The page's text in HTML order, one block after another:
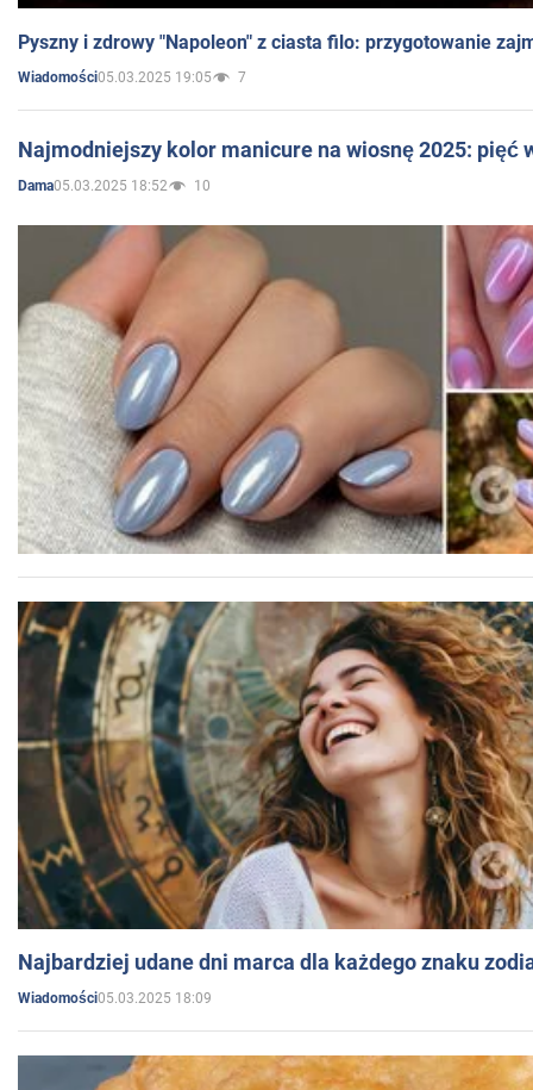
Pyszny i zdrowy "Napoleon" z ciasta filo: przygotowanie
Wiadomości05.03.2025 19:05 7
Najmodniejszy kolor manicure na wiosnę 2025: pięć
Dama05.03.2025 18:52 10
Najbardziej udane dni marca dla każdego znaku
Wiadomości05.03.2025 18:09